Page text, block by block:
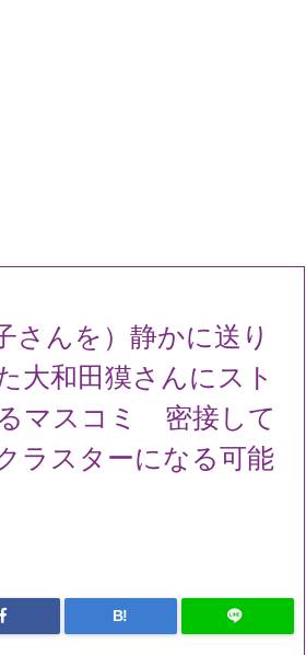
さんを）静かに送り
大和田獏さんにスト
マスコミ 密接して
ラスターになる可能
B!